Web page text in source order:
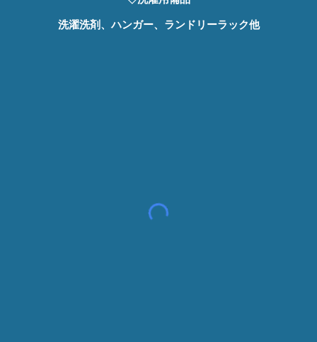
洗濯洗剤、ハンガー、ランドリーラック他